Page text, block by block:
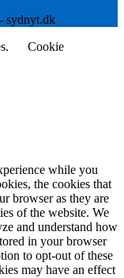
sydnyt.dk
Cookie
while you
the cookies that
browser as they are
of the website. We
and understand how
in your browser
to opt-out of these
may have an effect